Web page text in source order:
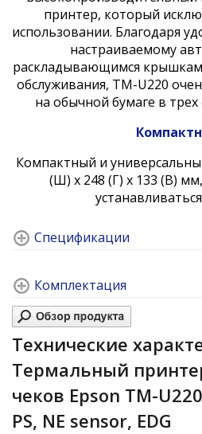
принтер, который
использовании. Благодаря
настраиваемому
раскладывающимся крышкам
обслуживания, TM-U220
на обычной бумаге в
Компактный и
(Ш) x 248 (Г) x 133 (В)
Спецификации
Комплектация
Технические
Термальный
чеков Epson TM-
PS, NE sensor, EDG